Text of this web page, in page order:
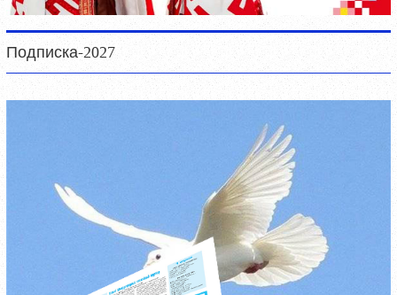
Подписка-2027